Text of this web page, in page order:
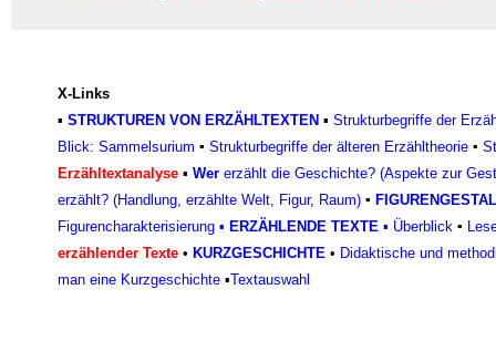
X-Links
▪ STRUKTUREN VON ERZÄHLTEXTEN ▪ Strukturbegriffe der
Blick: Sammelsurium ▪ Strukturbegriffe der älteren Erzähltheorie ▪
Erzähltextanalyse ▪ Wer erzählt die Geschichte? (Aspekte zur
erzählt? (Handlung, erzählte Welt, Figur, Raum) ▪
Figurencharakterisierung ▪ ERZÄHLENDE TEXTE ▪ Überblick ▪
erzählender Texte • KURZGESCHICHTE • Didaktische und
man eine Kurzgeschichte ▪Textauswahl